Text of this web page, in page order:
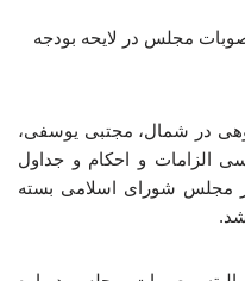
مجلس در لایحه بودجه
در شمال، مجتبی یوسفی،
الزامات و احکام و جداول
کل کشور در مجلس شورای اسلامی بسته